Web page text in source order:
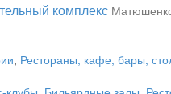
комплекс
, Рестораны, кафе, бары,